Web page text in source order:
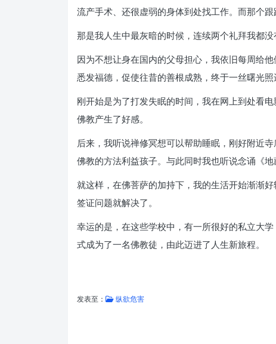
流产手术、还很虚弱的身体到处找工作。而那个
那是我人生中最灰暗的时候，连续两个礼拜我都
因为不想让身在国内的父母担心，我依旧每周给
悉发福德，促使往昔的善根成熟，终于一丝曙光
刚开始是为了打发失眠的时间，我在网上到处看
佛教产生了好感。
后来，我听说禅修冥想可以帮助睡眠，刚好附近
佛教的方法利益孩子。与此同时我也听说念诵《
就这样，在佛菩萨的加持下，我的生活开始渐渐
签证问题就解决了。
幸运的是，在这些学校中，有一所很好的私立大
式成为了一名佛教徒，由此迈进了人生新旅程。
发表至： 纵欲危害